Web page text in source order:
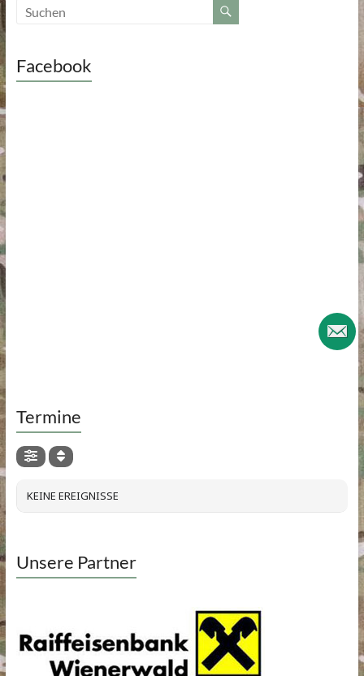
Facebook
Termine
KEINE EREIGNISSE
Unsere Partner